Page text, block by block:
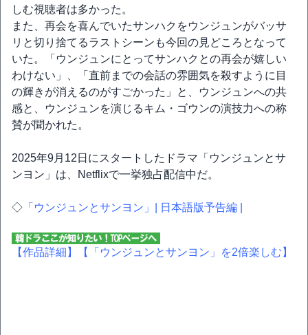
しむ視聴者は多かった。
また、再会を喜んでいたサンハクをウンジュンがバッサ
リと切り捨てるラストシーンも今回の見どころとなって
いた。「ウンジュンにとってサンハクとの再会が嬉しい
わけない」、「直前までの会話の雰囲気を殺すように目
の輝きが消えるのがすごかった」と、ウンジュンへの共
感と、ウンジュンを演じるキム・ゴウンの演技力への称
賛が聞かれた。
2025年9月12日にスタートしたドラマ「ウンジュンとサ
ンヨン」は、Netflixで一挙独占配信中だ。
◇ 「ウンジュンとサンヨン」| 日本語版予告編 |
【作品詳細】 【「ウンジュンとサンヨン」を2倍楽しむ】